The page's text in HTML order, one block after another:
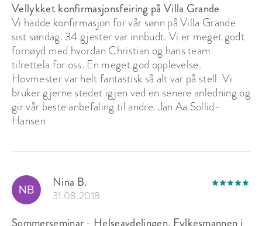
Vellykket konfirmasjonsfeiring på Villa Grande
Vi hadde konfirmasjon for vår sønn på Villa Grande
sist søndag. 34 gjester var innbudt. Vi er meget godt
fornøyd med hvordan Christian og hans team
tilrettela for oss. En meget god opplevelse.
Hovmester var helt fantastisk så alt var på stell. Vi
bruker gjerne stedet igjen ved en senere anledning og
gir vår beste anbefaling til andre. Jan Aa.Sollid-
Hansen
Nina B.
31.08.2018